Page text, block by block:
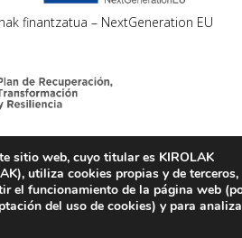
finantzatua – NextGeneration EU
sitio web, cuyo titular es KIROLAK
utiliza cookies propias y de terceros,
el funcionamiento de la página web
del uso de cookies) y para